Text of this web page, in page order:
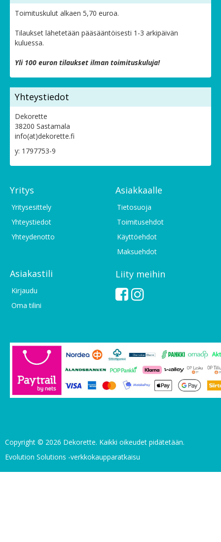
Toimituskulut alkaen 5,70 euroa.
Tilaukset lähetetään pääsääntöisesti 1-3 arkipäivän
kuluessa.
Yli 100 euron tilaukset ilman toimituskuluja!
Yhteystiedot
Dekorette
38200 Sastamala
info(at)dekorette.fi
y: 1797753-9
Yritys
Yritysesittely
Yhteystiedot
Yhteydenotto
Asiakkaalle
Tietosuoja
Toimitusehdot
Käyttöehdot
Maksuehdot
Asiakastili
Kirjaudu
Oma tilini
Liity meihin
Copyright © 2026 Dekorette. Kaikki oikeudet pidätetään.
Evolution Solutions -verkkokaupparatkaisu